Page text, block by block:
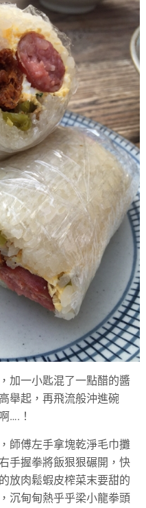
加一小匙混了一點醋的醬
舉起，再飛流般沖進碗
….！
師傅左手拿塊乾淨毛巾攤
手握拳將飯狠狠碾開，快
放肉鬆蝦皮榨菜末要甜的
沉甸甸熱乎乎梁小龍拳頭